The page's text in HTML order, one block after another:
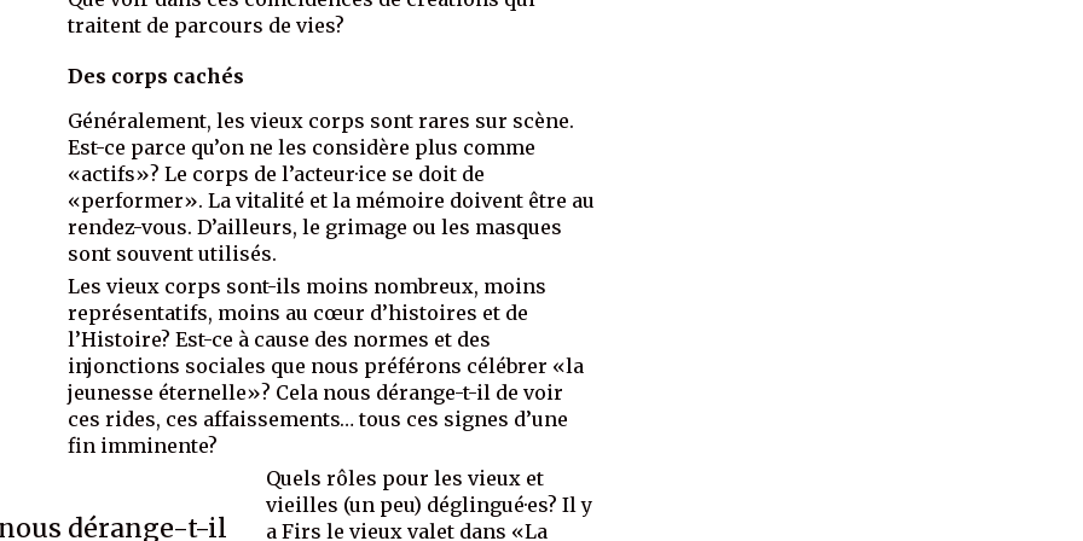
traitent de parcours de vies?
Des corps cachés
Généralement, les vieux corps sont rares sur scène.
Est-ce parce qu’on ne les considère plus comme
«actifs»? Le corps de l’acteur·ice se doit de
«performer». La vitalité et la mémoire doivent être au
rendez-vous. D’ailleurs, le grimage ou les masques
sont souvent utilisés.
Les vieux corps sont-ils moins nombreux, moins
représentatifs, moins au cœur d’histoires et de
l’Histoire? Est-ce à cause des normes et des
injonctions sociales que nous préférons célébrer «la
jeunesse éternelle»? Cela nous dérange-t-il de voir
ces rides, ces affaissements… tous ces signes d’une
fin imminente?
dérange-t-il
Quels rôles pour les vieux et
vieilles (un peu) déglingué·es? Il y
a Firs le vieux valet dans «La